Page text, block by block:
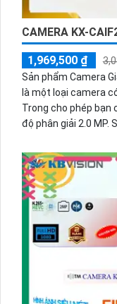
CAMERA KX-
1,969,500 ₫
Sản phẩm Camera
là một loại camera
Trong cho phép bạn
độ phân giải 2.0 MP.
trung thực. Điểm
thiếu sáng Full Color
điều kiện thiếu sáng.
phù hợp, đảm bảo